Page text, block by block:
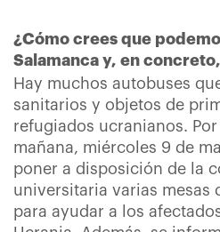
¿Cómo crees que
Salamanca y, en
Hay muchos autobuses
sanitarios y objetos de
refugiados ucranianos.
mañana, miércoles 9 de
poner a disposición de la
universitaria varias mesas
para ayudar a los